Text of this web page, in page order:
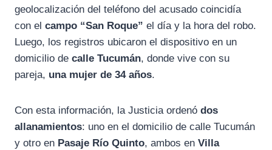
geolocalización del teléfono del acusado coincidía
con el campo “San Roque” el día y la hora del robo.
Luego, los registros ubicaron el dispositivo en un
domicilio de calle Tucumán, donde vive con su
pareja, una mujer de 34 años.
Con esta información, la Justicia ordenó dos
allanamientos: uno en el domicilio de calle Tucumán
y otro en Pasaje Río Quinto, ambos en Villa